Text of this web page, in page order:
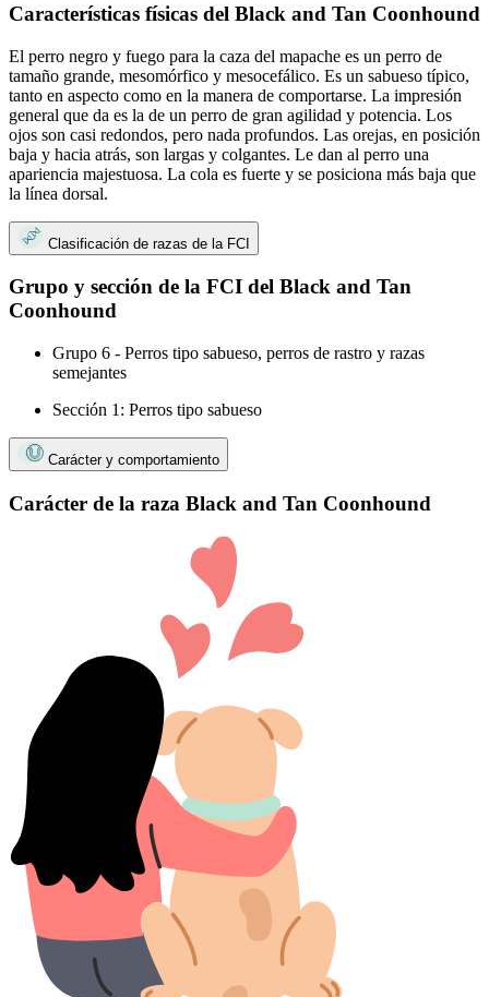
Características físicas del Black and Tan Coonhound
El perro negro y fuego para la caza del mapache es un perro de
tamaño grande, mesomórfico y mesocefálico. Es un sabueso típico,
tanto en aspecto como en la manera de comportarse. La impresión
general que da es la de un perro de gran agilidad y potencia. Los
ojos son casi redondos, pero nada profundos. Las orejas, en posición
baja y hacia atrás, son largas y colgantes. Le dan al perro una
apariencia majestuosa. La cola es fuerte y se posiciona más baja que
la línea dorsal.
Clasificación de razas de la FCI
Grupo y sección de la FCI del Black and Tan
Coonhound
Grupo 6 - Perros tipo sabueso, perros de rastro y razas
semejantes
Sección 1: Perros tipo sabueso
Carácter y comportamiento
Carácter de la raza Black and Tan Coonhound